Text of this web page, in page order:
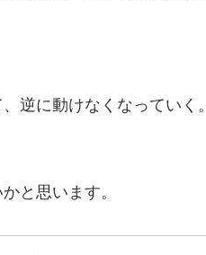
逆に動けなくなっていく。
と思います。